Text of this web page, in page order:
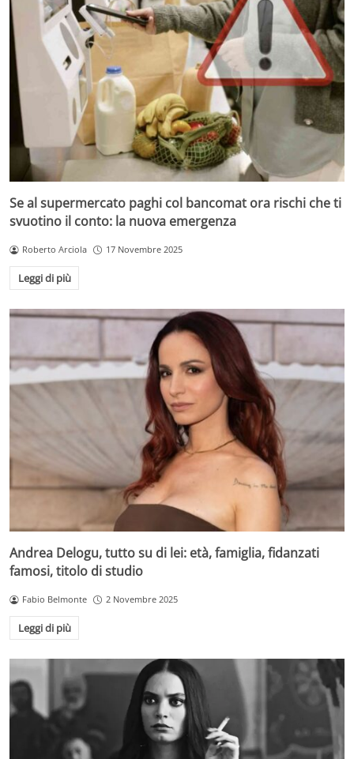
Se al supermercato paghi col bancomat ora rischi che ti
svuotino il conto: la nuova emergenza
Roberto Arciola 17 Novembre 2025
Leggi di più
Andrea Delogu, tutto su di lei: età, famiglia, fidanzati
famosi, titolo di studio
Fabio Belmonte 2 Novembre 2025
Leggi di più